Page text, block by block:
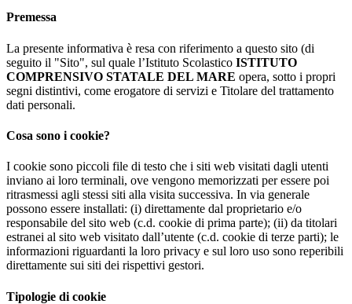
Premessa
La presente informativa è resa con riferimento a questo sito (di
seguito il "Sito", sul quale l’Istituto Scolastico ISTITUTO
COMPRENSIVO STATALE DEL MARE opera, sotto i propri
segni distintivi, come erogatore di servizi e Titolare del trattamento
dati personali.
Cosa sono i cookie?
I cookie sono piccoli file di testo che i siti web visitati dagli utenti
inviano ai loro terminali, ove vengono memorizzati per essere poi
ritrasmessi agli stessi siti alla visita successiva. In via generale
possono essere installati: (i) direttamente dal proprietario e/o
responsabile del sito web (c.d. cookie di prima parte); (ii) da titolari
estranei al sito web visitato dall’utente (c.d. cookie di terze parti); le
informazioni riguardanti la loro privacy e sul loro uso sono reperibili
direttamente sui siti dei rispettivi gestori.
Tipologie di cookie